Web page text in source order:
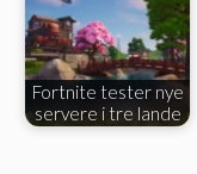
Fortnite tester nye
servere i tre lande